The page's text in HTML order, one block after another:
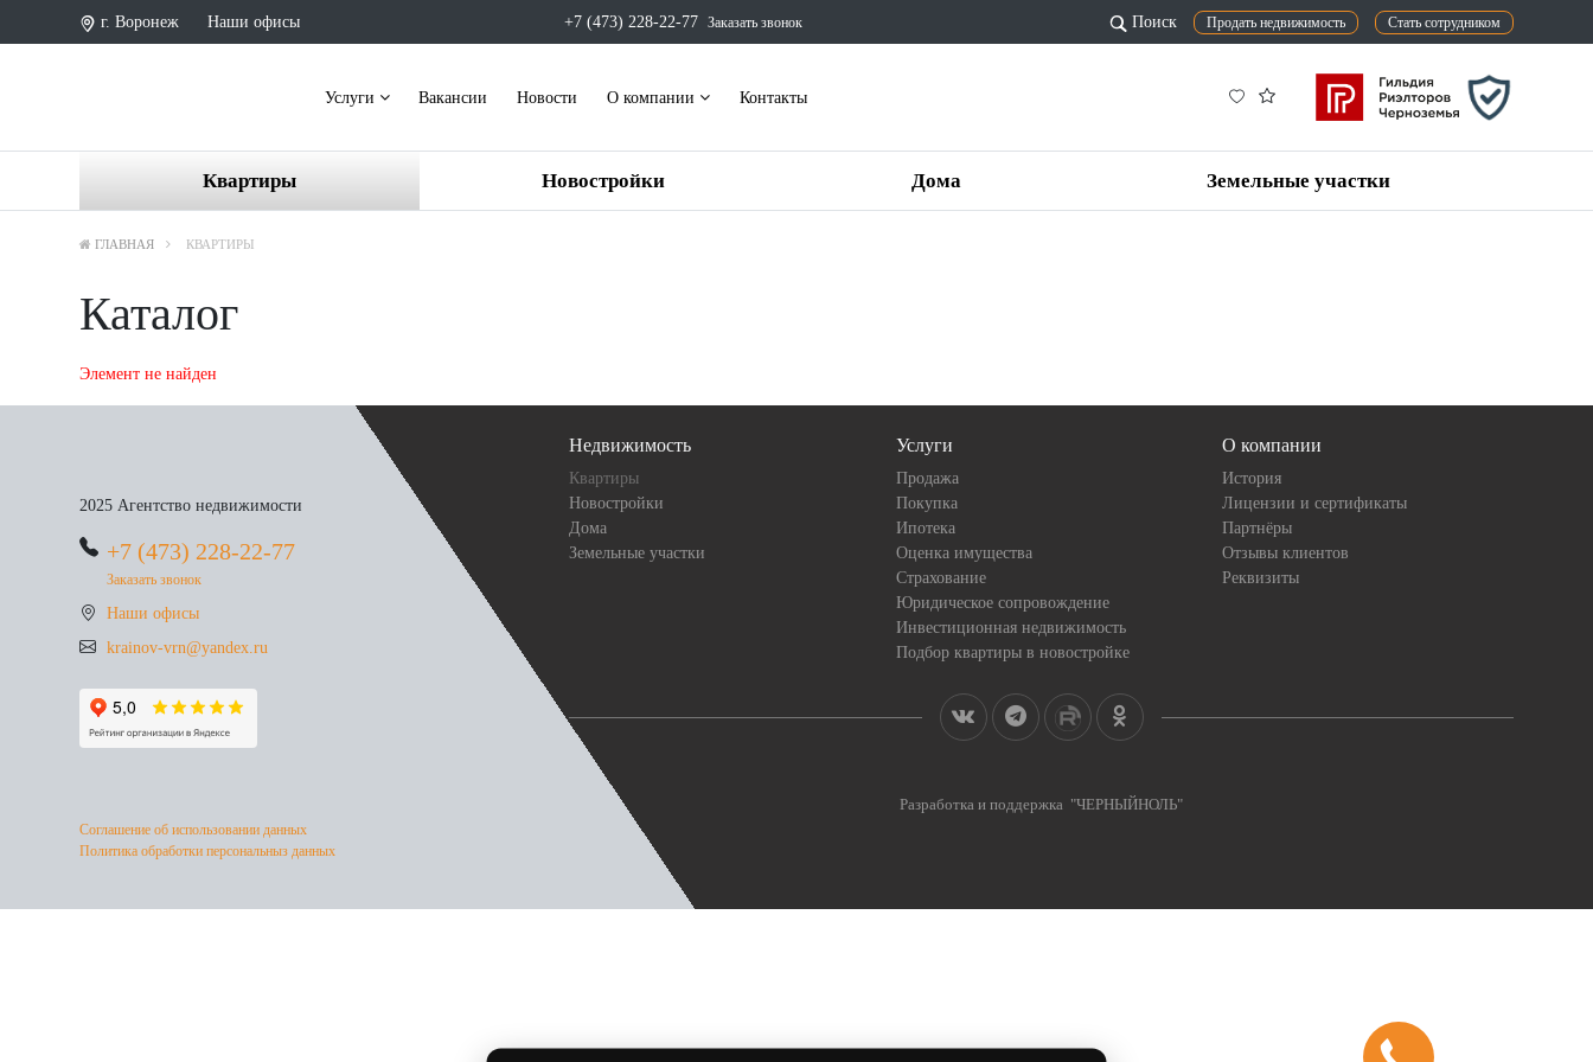
г. Воронеж Наши офисы +7 (473) 228-22-77 Заказать звонок Поиск Продать недвижимость Стать сотрудником
Услуги Вакансии Новости О компании Контакты
Квартиры Новостройки Дома Земельные участки
ГЛАВНАЯ КВАРТИРЫ
Каталог
Элемент не найден
2025 Агентство недвижимости
+7 (473) 228-22-77
Заказать звонок
Наши офисы
krainov-vrn@yandex.ru
Соглашение об использовании данных
Политика обработки персональныз данных
Недвижимость
Квартиры
Новостройки
Дома
Земельные участки
Услуги
Продажа
Покупка
Ипотека
Оценка имущества
Страхование
Юридическое сопровождение
Инвестиционная недвижимость
Подбор квартиры в новостройке
О компании
История
Лицензии и сертификаты
Партнёры
Отзывы клиентов
Реквизиты
Разработка и поддержка "ЧЕРНЫЙНОЛЬ"